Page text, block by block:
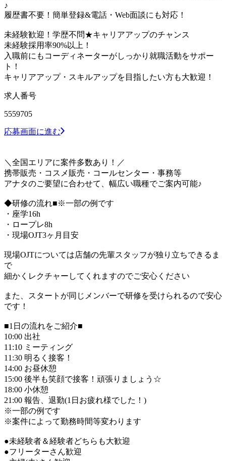
♪
履歴書不要！簡単登録&電話・Web面談にも対応！
未経験歓迎！学歴不問★キャリアアップのチャンス
未経験採用率90%以上！
入職前にもコーディネーターがしっかり就職活動をサポー
ト！
キャリアアップ・スキルアップを目指したい方も大歓迎！
求人番号
5559705
応募画面に進む
＼全国エリアに案件多数あり！／
携帯販売・コスメ販売・コールセンター・事務等
アナタのご要望に合わせて、幅広い職種でご案内可能♪
◆研修の流れ■※一部の例です
・座学16h
・ロープレ8h
・現場OJT3ヶ月目安
現場OJTについては店舗の先輩スタッフが独り立ちできるま
で
細かくレクチャーしてくれますのでご安心ください
また、スタートが同じメンバーで研修を受けられるので安心
です！
■1日の流れをご紹介■
10:00 出社
11:10 ミーティング
11:30 明るく接客！
14:00 お昼休憩
15:00 後半も笑顔で接客！頑張りましょう☆
18:00 小休憩
21:00 報告、退勤(1日お疲れ様でした！)
※一部の例です
※案件によって勤務時間等変わります
●未経験者＆経験者どちらも大歓迎
●フリーターさん歓迎